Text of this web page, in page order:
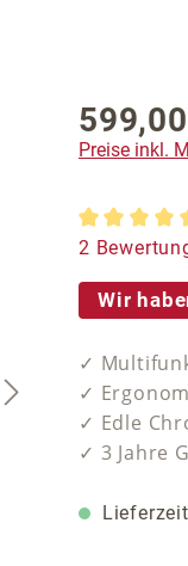
Regulärer
Preise inkl.
2
Wir
✓
✓
✓ Edle
✓ 3 Jahre